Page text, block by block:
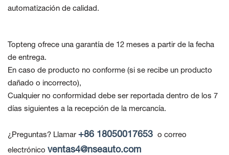
automatización de calidad.
Topteng ofrece una garantía de 12 meses a partir de la fecha
de entrega.
En caso de producto no conforme (si se recibe un producto
dañado o incorrecto),
Cualquier no conformidad debe ser reportada dentro de los 7
días siguientes a la recepción de la mercancía.
¿Preguntas? Llamar +86 18050017653 o correo
electrónico ventas4@nseauto.com